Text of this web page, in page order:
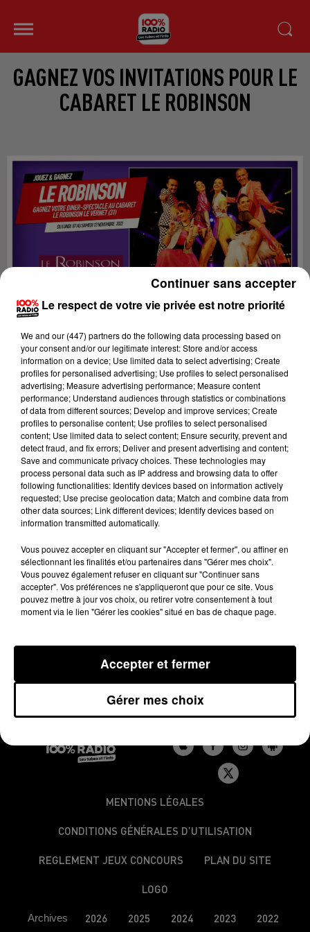
GAGNEZ VOS INVITATIONS POUR LE
CABARET LE ROBINSON
CETTE SEMAINE, EN JOUANT À LA BOX 100%,
GAGNEZ VOS INVITATIONS POUR LE
CABARET LE ROBINSON PRÈS DE TOULOUSE
LE ROBINSON : DES SPECTACLES DE
VARIÉTÉS, DES SOIRÉES À THÈME, DES
CONCERTS ET DES SOIRÉES HUMORISTIQUES
DE TRÈS HAUT VOL.
REPAS ET SPECTACLE CABARET POUR 2
PERSONNES À GAGNER CETTE SEMAINE !
MENTIONS LÉGALES
CONDITIONS GÉNÉRALES D’UTILISATION
REGLEMENT JEUX CONCOURS PLAN DU SITE
LOGO
Archives 2026 2025 2024 2023 2022
Le respect de votre vie privée est notre priorité
We and our (447) partnersdo the following data processing based on
your consent and/or our legitimate interest: Store and/or access
information on a device; Use limited data to select advertising; Create
profiles for personalised advertising; Use profiles to select personalised
advertising; Measure advertising performance; Measure content
performance; Understand audiences through statistics or combinations
of data from different sources; Develop and improve services; Create
profiles to personalise content; Use profiles to select personalised
content; Use limited data to select content; Ensure security, prevent and
detect fraud, and fix errors; Deliver and present advertising and content;
Save and communicate privacy choices. These technologies may
process personal data such as IP address and browsing data to offer
following functionalities: Identify devices based on information actively
requested; Use precise geolocation data; Match and combine data from
other data sources; Link different devices; Identify devices based on
information transmitted automatically.
Vous pouvez accepter en cliquant sur "Accepter et fermer", ou affiner en
sélectionnant les finalités et/ou partenaires dans "Gérer mes choix".
Vous pouvez également refuser en cliquant sur "Continuer sans
accepter". Vos préférences ne s'appliqueront que pour ce site. Vous
pouvez mettre à jour vos choix, ou retirer votre consentement à tout
moment via le lien "Gérer les cookies" situé en bas de chaque page.
Gérer mes choix
Accepter et fermer
Continuer sans accepter